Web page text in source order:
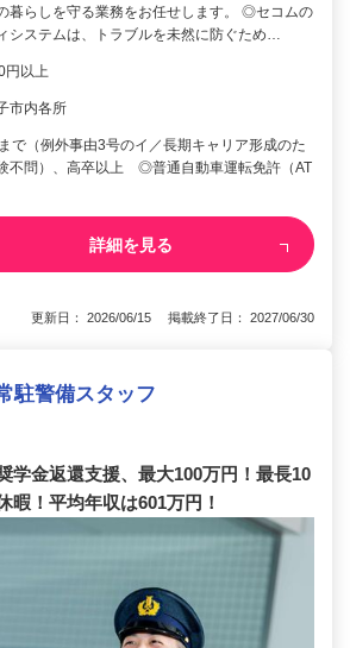
暮らしを守る業務をお任せします。 ◎セコムの
システムは、トラブルを未然に防ぐため…
円以上
市内各所
で（例外事由3号のイ／長期キャリア形成のた
不問）、高卒以上 ◎普通自動車運転免許（AT
詳細を見る
更新日： 2026/06/15 掲載終了日： 2027/06/30
駐警備スタッフ
学金返還支援、最大100万円！最長10
暇！平均年収は601万円！